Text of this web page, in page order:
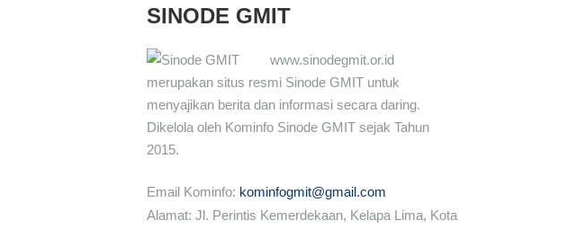
SINODE GMIT
www.sinodegmit.or.id
merupakan situs resmi Sinode GMIT untuk
menyajikan berita dan informasi secara daring.
Dikelola oleh Kominfo Sinode GMIT sejak Tahun
2015.
Email Kominfo: kominfogmit@gmail.com
Alamat: Jl. Perintis Kemerdekaan, Kelapa Lima, Kota